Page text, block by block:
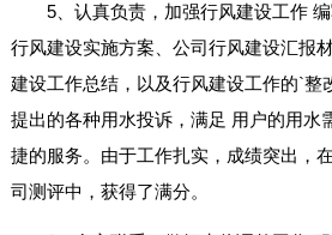
5、认真负责，加强行风建设工作
行风建设实施方案、公司行风建设汇报
建设工作总结，以及行风建设工作的`整
提出的各种用水投诉，满足 用户的用水
捷的服务。由于工作扎实，成绩突出，
司测评中，获得了满分。